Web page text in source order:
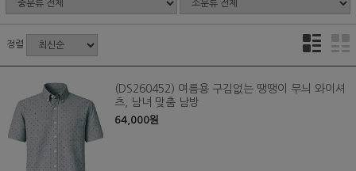
정렬
(DS260452) 여름용 구김없는 땡땡이 무늬 와이셔
츠, 남녀 맞춤 남방
64,000원